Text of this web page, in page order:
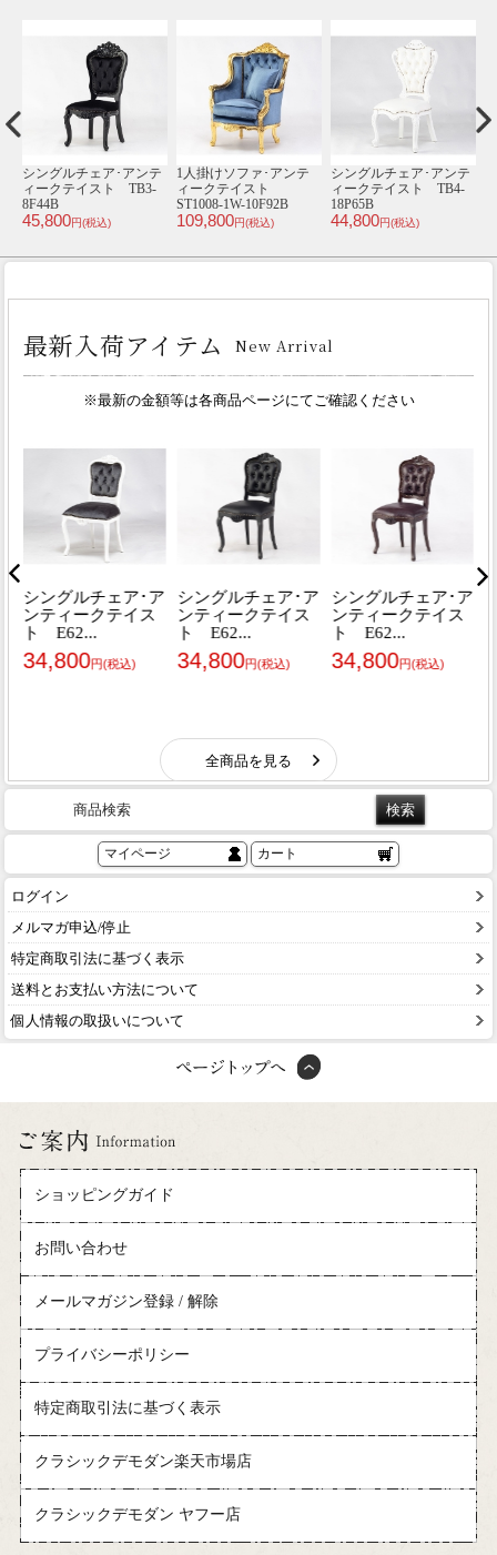
シングルチェア･アンテ
ィークテイスト TB9-
18F292B
45,800円(税込)
2人掛けソファ･アンテ
ィークテイスト
ST6082-2-10F2
138,000円(税込)
3人掛けソファ･アンテ
ィークテイスト
VL3F84K
93,800円(税込)
商品検索
マイページ カート
ログイン
メルマガ申込/停止
特定商取引法に基づく表示
送料とお支払い方法について
個人情報の取扱いについて
ショッピングガイド
お問い合わせ
メールマガジン登録 / 解除
プライバシーポリシー
特定商取引法に基づく表示
クラシックデモダン楽天市場店
クラシックデモダン ヤフー店